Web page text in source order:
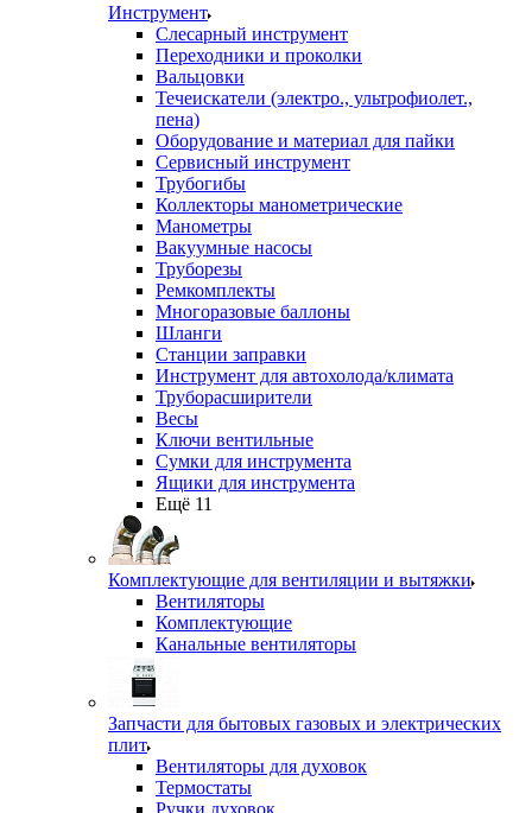
Инструмент
Слесарный инструмент
Переходники и проколки
Вальцовки
Течеискатели (электро., ультрофиолет.,
пена)
Оборудование и материал для пайки
Сервисный инструмент
Трубогибы
Коллекторы манометрические
Манометры
Вакуумные насосы
Труборезы
Ремкомплекты
Многоразовые баллоны
Шланги
Станции заправки
Инструмент для автохолода/климата
Труборасширители
Весы
Ключи вентильные
Сумки для инструмента
Ящики для инструмента
Ещё 11
Комплектующие для вентиляции и вытяжки
Вентиляторы
Комплектующие
Канальные вентиляторы
Запчасти для бытовых газовых и электрических
плит
Вентиляторы для духовок
Термостаты
Ручки духовок